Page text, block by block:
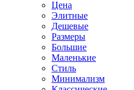
Цена
Элитные
Дешевые
Размеры
Большие
Маленькие
Стиль
Минимализм